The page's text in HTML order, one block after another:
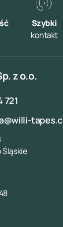
Szybki
kontakt
z o.o.
721
Śląskie